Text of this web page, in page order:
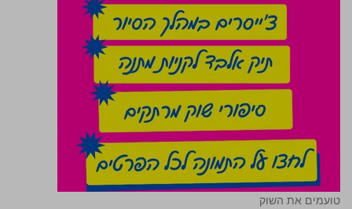
טועמים את השוק